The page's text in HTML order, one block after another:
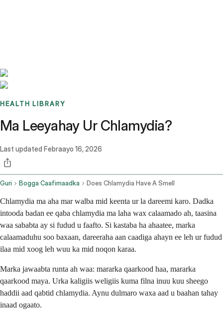
HEALTH LIBRARY
Ma Leeyahay Ur Chlamydia?
Last updated Febraayo 16, 2026
Guri Bogga Caafimaadka Does Chlamydia Have A Smell
Chlamydia ma aha mar walba mid keenta ur la dareemi karo. Dadka
intooda badan ee qaba chlamydia ma laha wax calaamado ah, taasina
waa sababta ay si fudud u faafto. Si kastaba ha ahaatee, marka
calaamaduhu soo baxaan, dareeraha aan caadiga ahayn ee leh ur fudud
ilaa mid xoog leh wuu ka mid noqon karaa.
Marka jawaabta runta ah waa: mararka qaarkood haa, mararka
qaarkood maya. Urka kaligiis weligiis kuma filna inuu kuu sheego
haddii aad qabtid chlamydia. Aynu dulmaro waxa aad u baahan tahay
inaad ogaato.